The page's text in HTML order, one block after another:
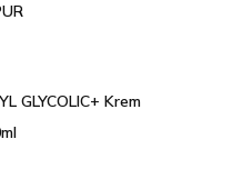
GLYCOLIC+ Krem